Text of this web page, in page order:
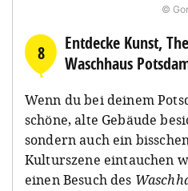
©
8
Entdecke Kunst,
Waschhaus
Wenn du bei deinem
schöne, alte Gebäude
sondern auch ein
Kulturszene eintauchen
einen Besuch des